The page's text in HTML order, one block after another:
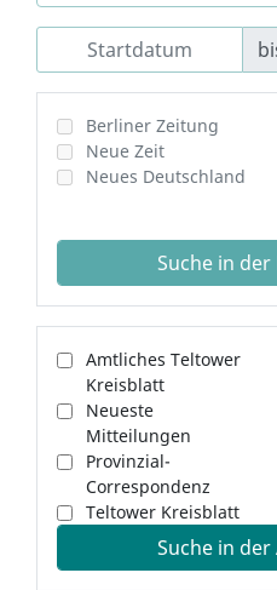
Berliner Zeitung
Neue Zeit
Neues Deutschland
Suche in der
Amtliches Teltower
Kreisblatt
Neueste
Mitteilungen
Provinzial-
Correspondenz
Teltower Kreisblatt
Suche in